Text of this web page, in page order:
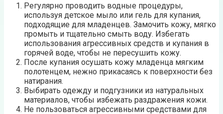
Регулярно проводить водные процедуры,
используя детское мыло или гель для купания,
подходящие для младенцев. Замочить кожу, мягко
промыть и тщательно смыть воду. Избегать
использования агрессивных средств и купания в
горячей воде, чтобы не пересушить кожу.
После купания осушать кожу младенца мягким
полотенцем, нежно прикасаясь к поверхности без
натирания.
Выбирать одежду и подгузники из натуральных
материалов, чтобы избежать раздражения кожи.
Не пользоваться агрессивными средствами для